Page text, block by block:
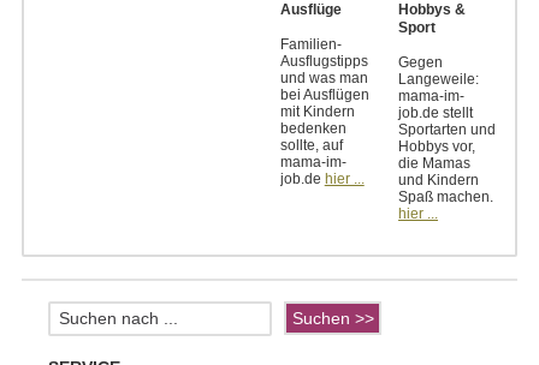
Ausflüge
Familien-
Ausflugstipps
und was man
bei Ausflügen
mit Kindern
bedenken
sollte, auf
mama-im-
job.de hier ...
Hobbys &
Sport
Gegen
Langeweile:
mama-im-
job.de stellt
Sportarten und
Hobbys vor,
die Mamas
und Kindern
Spaß machen.
hier ...